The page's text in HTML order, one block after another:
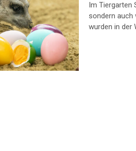
Im Tiergarten
sondern auch
wurden in der